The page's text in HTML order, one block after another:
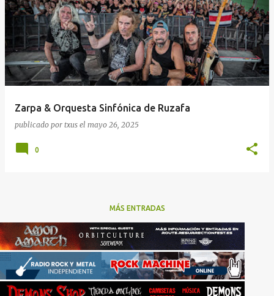
Zarpa & Orquesta Sinfónica de Ruzafa
publicado por txus el mayo 26, 2025
0
MÁS ENTRADAS